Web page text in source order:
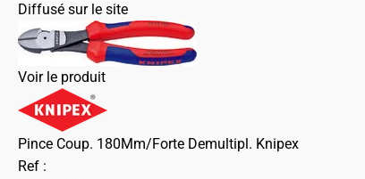
Diffusé sur le site
Voir le produit
Pince Coup. 180Mm/Forte Demultipl. Knipex
Ref :